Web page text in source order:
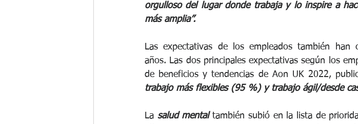
orgulloso del lugar donde trabaja y lo inspire a
más amplia”.
Las expectativas de los empleados también han
años. Las dos principales expectativas según los
de beneficios y tendencias de Aon UK 2022,
trabajo más flexibles (95 %) y trabajo ágil/desde
La salud mental también subió en la lista de